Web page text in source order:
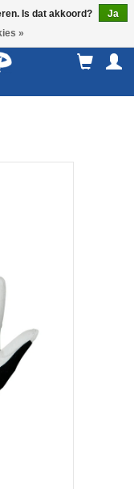
Is dat akkoord?
Ja
»